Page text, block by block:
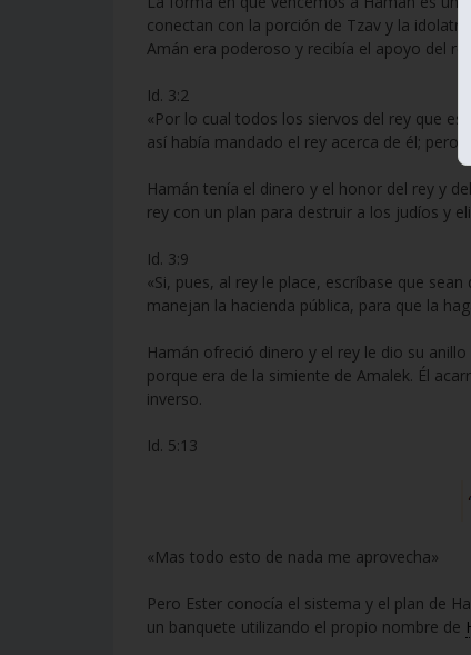
conectan con la porción de Tzav y la idolatría.
Amán era poderoso y recibía el apoyo del
Id. 3:2
«Por lo cual todos los siervos del rey que
así había mandado el rey acerca de él; pero
Hamán tenía el dinero y el honor del rey y
rey con un plan para destruir a los judíos y
Id. 3:9
«Si, pues, al rey le place, escríbase que
manejan la hacienda pública, para que la
Hamán ofreció dinero y el rey le dio su
porque era de la simiente de Amalek. Él
inverso.
Id. 5:13
«Mas todo esto de nada me aprovecha»
Pero Ester conocía el sistema y el plan de
un banquete utilizando el propio nombre de